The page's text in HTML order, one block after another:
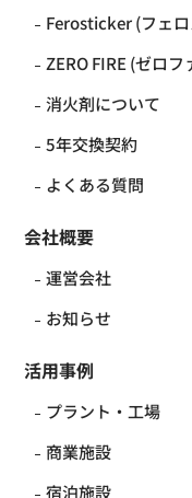
Ferosticker (フェ
ZERO FIRE (ゼロフ
消火剤について
5年交換契約
よくある質問
会社概要
運営会社
お知らせ
活用事例
プラント・工場
商業施設
宿泊施設